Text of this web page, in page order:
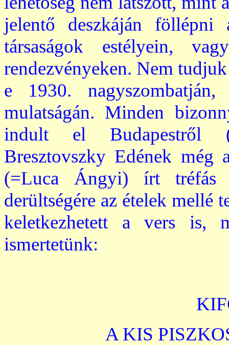
jelentő deszkáján
társaságok estélyein,
rendezvényeken. Nem
e 1930.
mulatságán. Minden
indult el Budapestről
Bresztovszky Edének
(=Luca Ángyi) írt
derültségére az ételek mellé
keletkezhetett a vers is,
ismertetünk:
A KIS